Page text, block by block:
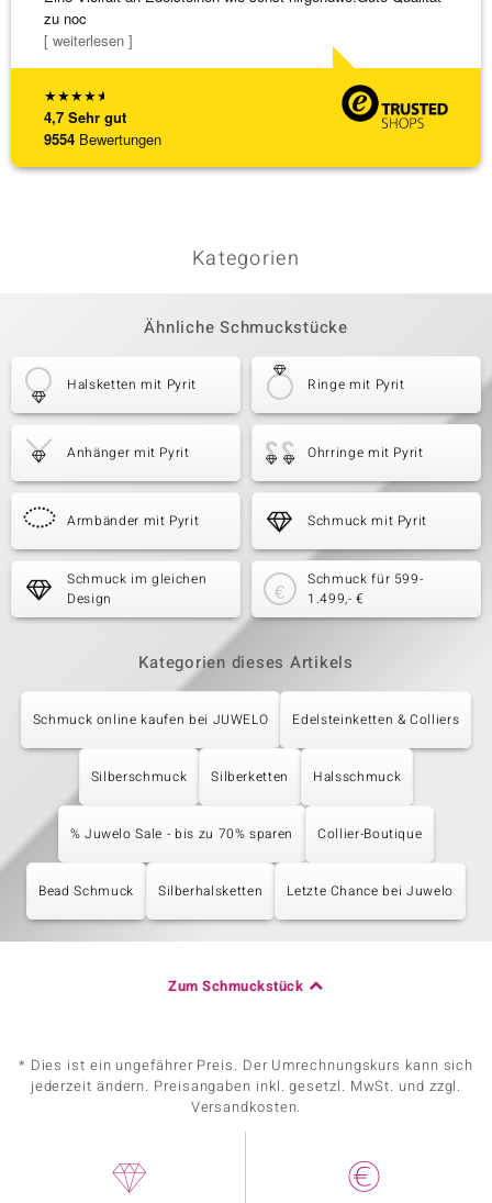
★★★★★
4,7 Sehr gut
9554 Bewertungen
zu noc
[ weiterlesen ]
Kategorien
Ähnliche Schmuckstücke
Halsketten mit Pyrit Ringe mit Pyrit
Anhänger mit Pyrit Ohrringe mit Pyrit
Armbänder mit Pyrit Schmuck mit Pyrit
Schmuck im gleichen
Design
Schmuck für 599-
1.499,- €
Kategorien dieses Artikels
Schmuck online kaufen bei JUWELO Edelsteinketten & Colliers
Silberschmuck Silberketten Halsschmuck
% Juwelo Sale - bis zu 70% sparen Collier-Boutique
Bead Schmuck Silberhalsketten Letzte Chance bei Juwelo
Zum Schmuckstück
* Dies ist ein ungefährer Preis. Der Umrechnungskurs kann sich
jederzeit ändern. Preisangaben inkl. gesetzl. MwSt. und zzgl.
Versandkosten.